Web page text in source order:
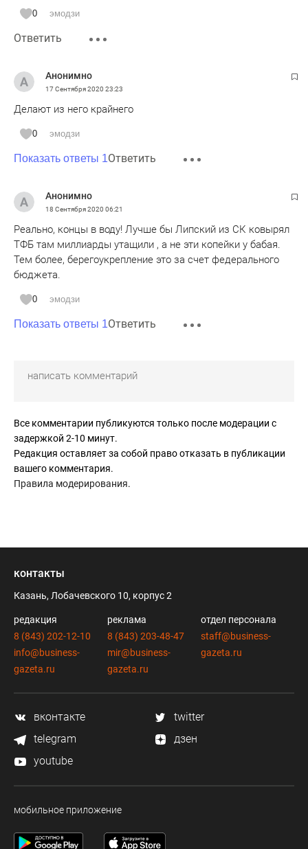
0 эмодзи
Ответить
Анонимно
17 Сентября 2020 23:23
Делают из него крайнего
0 эмодзи
Показать ответы 1Ответить
Анонимно
18 Сентября 2020 06:21
Реально, концы в воду! Лучше бы Липский из СК ковырял
ТФБ там миллиарды утащили , а не эти копейки у бабая.
Тем более, берегоукрепление это за счет федерального
бюджета.
0 эмодзи
Показать ответы 1Ответить
Все комментарии публикуются только после модерации с
задержкой 2-10 минут.
Редакция оставляет за собой право отказать в публикации
вашего комментария.
Правила модерирования.
контакты
Казань, Лобачевского 10, корпус 2
редакция
8 (843) 202-12-10
info@business-
gazeta.ru
реклама
8 (843) 203-48-47
mir@business-
gazeta.ru
отдел персонала
staff@business-
gazeta.ru
вконтакте
twitter
telegram
дзен
youtube
мобильное приложение